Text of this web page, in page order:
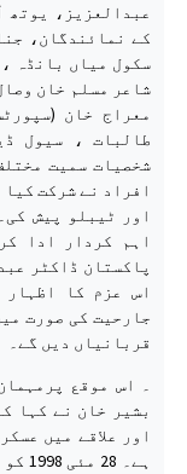
عبدالعزیز، یوتھ
کے نمائندگان،
سکول میاں بانڈہ
شاعر مسلم خان
معراج خان
طالبات ، سیول
شخصیات سمیت
افراد نے شرکت
اور ٹیبلو پیش
اہم کردار ادا
پاکستان ڈاکٹر
اس عزم کا
جارحیت کی صورت
قربانیاں دیں گے۔
۔ اس موقع
بشیر خان نے کہا
اور علاقے میں